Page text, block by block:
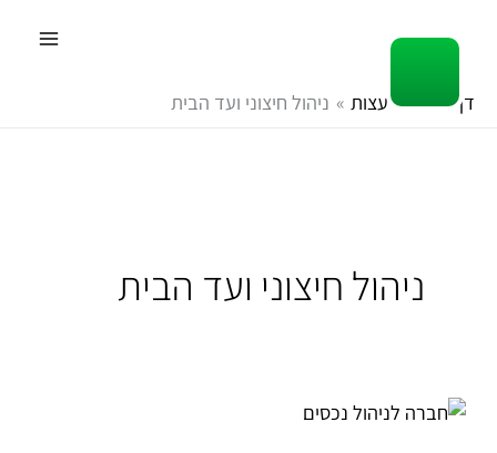
לתוכן
דף הבית עצות ניהול חיצוני ועד הבית
ניהול חיצוני ועד הבית
בעלי